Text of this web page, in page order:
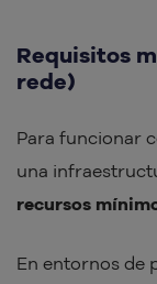
Requisitos
rede)
Para funcionar
una
recursos
En entornos de